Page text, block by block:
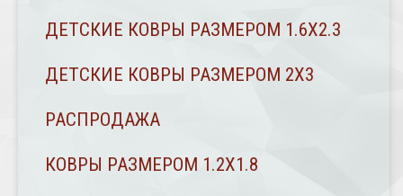
ДЕТСКИЕ КОВРЫ РАЗМЕРОМ 1.6Х2.3
ДЕТСКИЕ КОВРЫ РАЗМЕРОМ 2Х3
РАСПРОДАЖА
КОВРЫ РАЗМЕРОМ 1.2Х1.8